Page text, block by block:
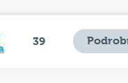
39